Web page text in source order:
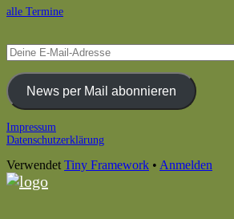
alle Termine
Deine
E-
Mail-
AdresseNews per Mail abonnieren
Footer
Impressum
Datenschutzerklärung
Verwendet Tiny Framework • Anmelden